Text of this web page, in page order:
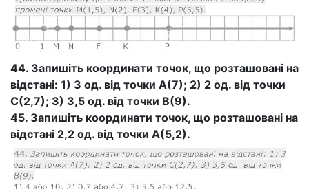
44. Запишіть координати точок, що розташовані на
відстані: 1) 3 од. від точки А(7); 2) 2 од. від точки
С(2,7); 3) 3,5 од. від точки В(9).
45. Запишіть координати точок, що розташовані на
відстані 2,2 од. від точки А(5,2).